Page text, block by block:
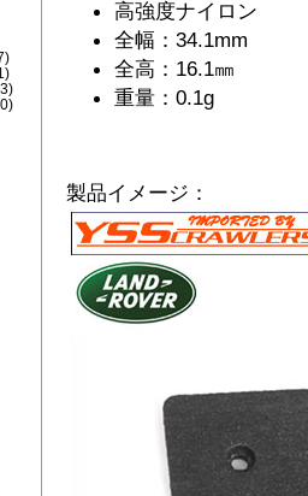
高強度ナイロン
全幅：34.1mm
全高：16.1㎜
重量：0.1g
製品イメージ：